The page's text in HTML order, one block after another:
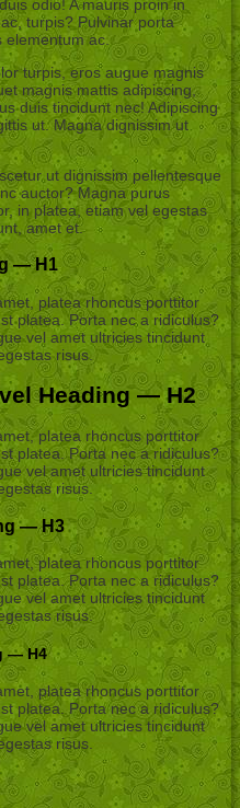
odio! A mauris proin in
turpis? Pulvinar porta
elementum ac.
turpis, eros augue magnis
magnis mattis adipiscing,
duis tincidunt nec! Adipiscing
ut. Magna dignissim ut
ut dignissim pellentesque
auctor? Magna purus
in platea, etiam vel egestas
amet et.
— H1
platea rhoncus porttitor
platea. Porta nec a ridiculus?
vel amet ultricies tincidunt
risus.
Heading — H2
platea rhoncus porttitor
platea. Porta nec a ridiculus?
vel amet ultricies tincidunt
risus.
— H3
platea rhoncus porttitor
platea. Porta nec a ridiculus?
vel amet ultricies tincidunt
risus.
— H4
platea rhoncus porttitor
platea. Porta nec a ridiculus?
vel amet ultricies tincidunt
risus.